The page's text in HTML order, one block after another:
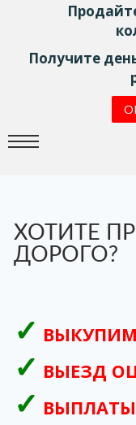
Получите
ХОТИТЕ
ДОРОГО?
ВЫЕЗД